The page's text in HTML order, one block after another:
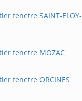
fenetre SAINT-ELOY-
fenetre MOZAC
fenetre ORCINES